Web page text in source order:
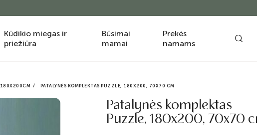
Kūdikio miegas ir
priežiūra
Būsimai
mamai
Prekės
namams
180X200CM PATALYNĖS KOMPLEKTAS PUZZLE, 180X200, 70X70 CM
Patalynės komplektas
Puzzle, 180x200, 70x70